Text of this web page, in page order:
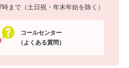
まで（土日祝・年末年始を除く）
コールセンター
（よくある質問）